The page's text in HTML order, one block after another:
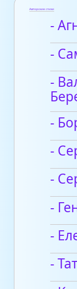
Авторские стихи
-
-
-
-
-
-
-
-
-